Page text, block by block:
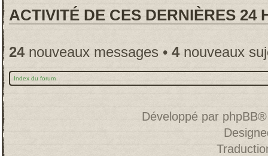
ACTIVITÉ DE CES DERNIÈRES 24
24nouveaux messages • 4nouveaux
Index du forum
Développé par phpBB®